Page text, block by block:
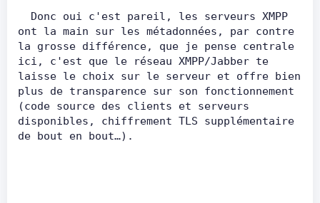
ont la main sur les métadonnées, par contre
la grosse différence, que je pense centrale
ici, c'est que le réseau XMPP/Jabber te
laisse le choix sur le serveur et offre bien
plus de transparence sur son fonctionnement
(code source des clients et serveurs
disponibles, chiffrement TLS supplémentaire
de bout en bout…).